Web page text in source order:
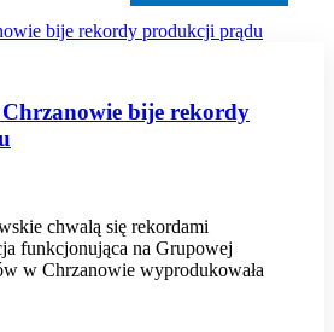
bije rekordy
chwalą się rekordami
funkcjonująca na Grupowej
w Chrzanowie wyprodukowała